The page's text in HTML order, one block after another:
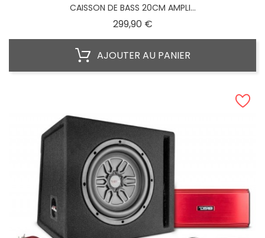
CAISSON DE BASS 20CM AMPLI...
299,90 €Prix
AJOUTER AU PANIER